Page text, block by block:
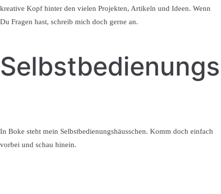
kreative Kopf hinter den vielen Projekten, Artikeln und Ideen. Wenn
Du Fragen hast, schreib mich doch gerne an.
In Boke steht mein Selbstbedienungshäusschen. Komm doch einfach
vorbei und schau hinein.